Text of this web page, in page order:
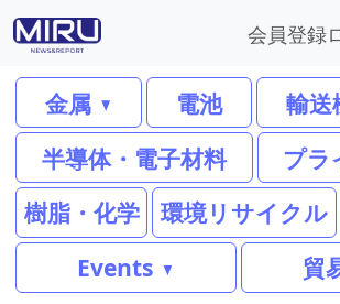
会員登録
金属 電池
輸送
半導体・電子材料
プラ
樹脂・化学
環境リサイクル
Events
貿